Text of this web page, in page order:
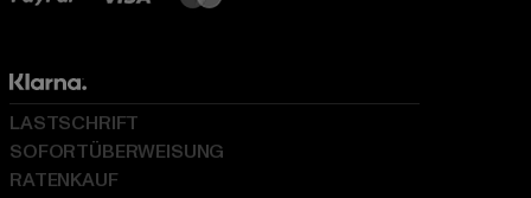
LASTSCHRIFT
SOFORTÜBERWEISUNG
RATENKAUF